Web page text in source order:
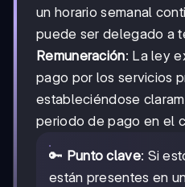
un horario semanal
puede ser delegado a
Remuneración: La ley
pago por los servicios
estableciéndose
periodo de pago en el
🔑 Punto clave: Si
están presentes en